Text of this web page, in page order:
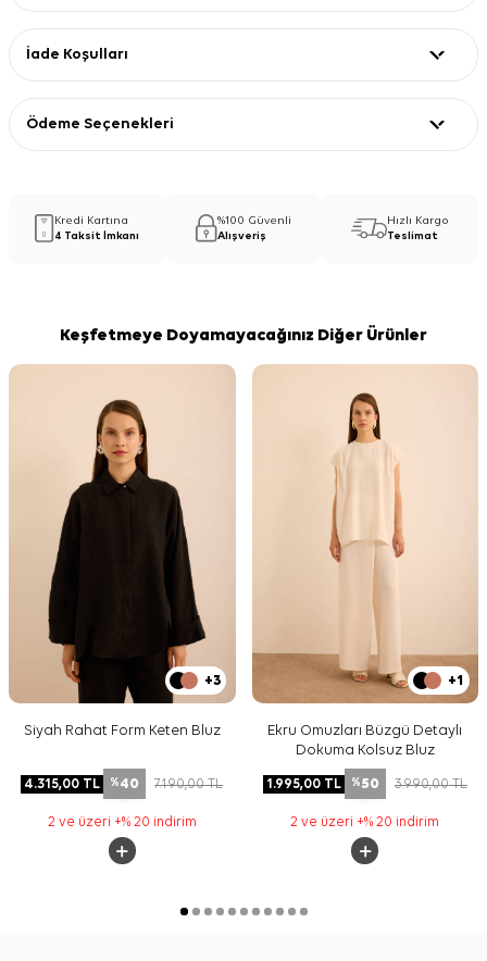
İade Koşulları
Ödeme Seçenekleri
Kredi Kartına
4 Taksit İmkanı
%100 Güvenli
Alışveriş
Hızlı Kargo
Teslimat
Keşfetmeye Doyamayacağınız Diğer Ürünler
+3
Siyah Rahat Form Keten Bluz
4.315,00 TL %40 7.190,00TL
2 ve üzeri +% 20 indirim
+1
Ekru Omuzları Büzgü Detaylı
Dokuma Kolsuz Bluz
1.995,00TL %50 3.990,00TL
2 ve üzeri +% 20 indirim